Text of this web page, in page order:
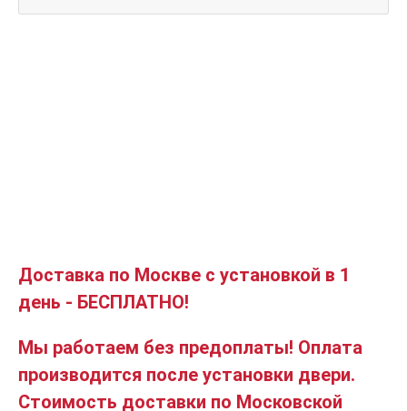
Доставка по Москве с установкой в 1
день - БЕСПЛАТНО!
Мы работаем без предоплаты! Оплата
производится после установки двери.
Стоимость доставки по Московской